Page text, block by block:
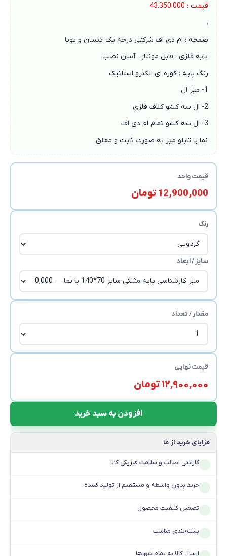
قیمت : 43.350.000
.
صفحه : ام دی اف شرکتی درجه یک تیسان و پویا
پایه فلزی : قابل مونتاژ ، آسان نصب
رنگ پایه : کوره ای الکترو استاتیک
1- میز ال
2- ال سه کشو کلاف فلزی
3- ال سه کشو تمام ام دی اف
نما یا تابلو میز به صورت ثابت و معلق
قیمت واحد
12,900,000 تومان
رنگ
سایز / ابعاد
مقدار / تعداد
قیمت نهایی
۱۲٬۹۰۰٬۰۰۰ تومان
افزودن به سبد خرید
مزایای خرید از ما
گارانتی اصالت و سلامت فیزیکی کالا
خرید بدون واسطه و مستقیم از تولید کننده
تضمین کیفیت محصول
بسته‌بندی مناسب
ارسال کالا به تمام شهرها